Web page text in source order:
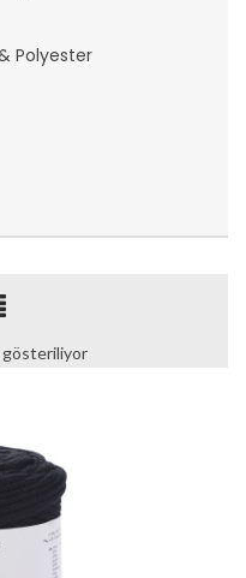
Polyester